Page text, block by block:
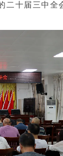
十届三中全